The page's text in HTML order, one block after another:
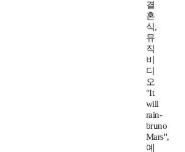
결
혼
식,
뮤
직
비
디
오
"It
will
rain-
bruno
Mars",
예